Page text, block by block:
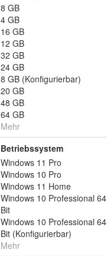
8 GB
4 GB
16 GB
12 GB
32 GB
24 GB
8 GB (Konfigurierbar)
20 GB
48 GB
64 GB
Mehr
Betriebssystem
Windows 11 Pro
Windows 10 Pro
Windows 11 Home
Windows 10 Professional 64
Bit
Windows 10 Professional 64
Bit (Konfigurierbar)
Mehr